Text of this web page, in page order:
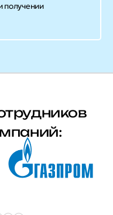
получении